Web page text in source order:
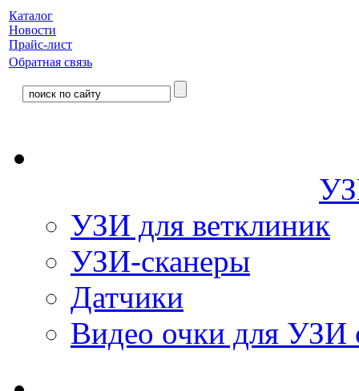
Каталог
Новости
Прайс-лист
Обратная связь
УЗИ для ветклиник
УЗИ-сканеры
Датчики
Видео очки для УЗИ